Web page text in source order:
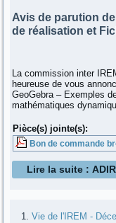
Avis de parution
de réalisation et
La commission inter
heureuse de vous
GeoGebra – Exemples
mathématiques
Pièce(s) jointe(s):
Bon de commande
Lire la suite :
Vie de l'IREM -